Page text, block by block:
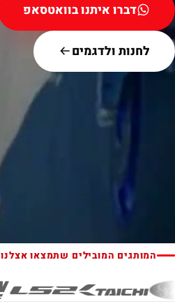
דברו איתנו בוואטסאפ
לחנות ולדגמים
המותגים המובילים שתמצאו אצלנו